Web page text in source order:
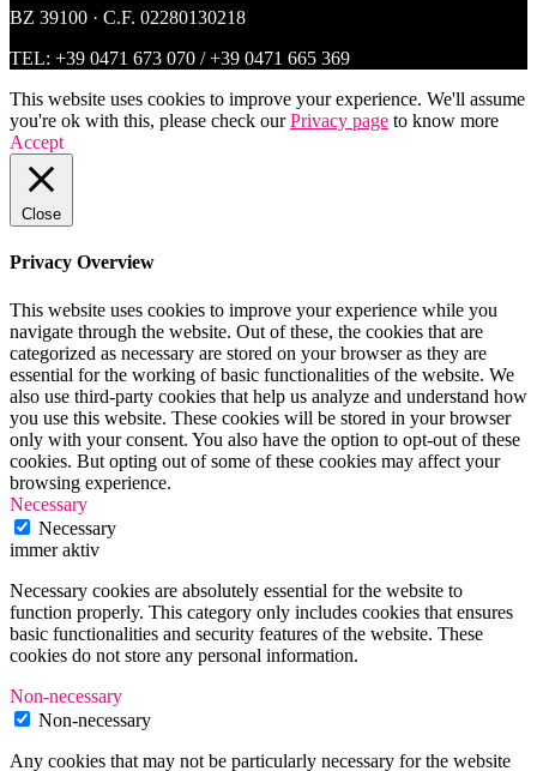
BZ 39100 · C.F. 02280130218
TEL: +39 0471 673 070 /+39 0471 665 369
This website uses cookies to improve your experience. We'll assume
you're ok with this, please check ourPrivacy page to know more
Accept
Close
Privacy Overview
This website uses cookies to improve your experience while you
navigate through the website. Out of these, the cookies that are
categorized as necessary are stored on your browser as they are
essential for the working of basic functionalities of the website. We
also use third-party cookies that help us analyze and understand how
you use this website. These cookies will be stored in your browser
only with your consent. You also have the option to opt-out of these
cookies. But opting out of some of these cookies may affect your
browsing experience.
Necessary
Necessary
immer aktiv
Necessary cookies are absolutely essential for the website to
function properly. This category only includes cookies that ensures
basic functionalities and security features of the website. These
cookies do not store any personal information.
Non-necessary
Non-necessary
Any cookies that may not be particularly necessary for the website